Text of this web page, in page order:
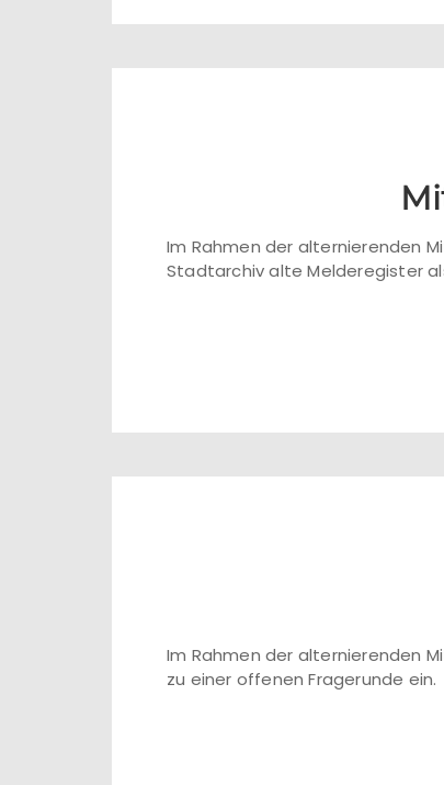
Im Rahmen der alternierenden
Stadtarchiv alte Melderegister
Im Rahmen der alternierenden
zu einer offenen Fragerunde ein.